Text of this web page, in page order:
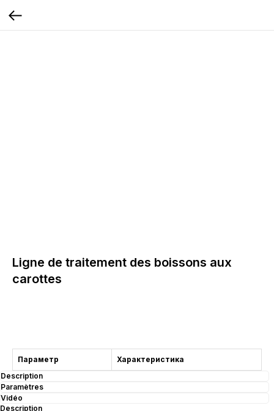
Ligne de traitement des boissons aux
carottes
Параметр
Характеристика
Description
Paramètres
Vidéo
Description